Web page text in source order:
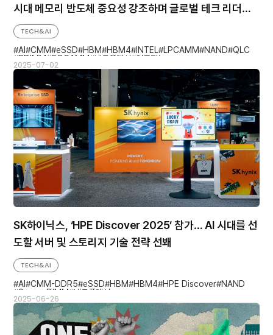
시대 메모리 반도체 중요성 강조하며 글로벌 테크 리더십
선보여
2025-07-02
TECH&AI
AI
CMM eSSD HBM HBM4 INTEL LPCAMM NAND QLC
RDIMM
SOCAMM 낸드플래시 인공지능
SK하이닉스, ‘HPE Discover 2025’ 참가… AI 시대를 선
도할 서버 및 스토리지 기술 전략 선봬
2025-06-26
TECH&AI
AI
CMM-DDR5 eSSD HBM HBM4 HPE Discover NAND
Server DIMM
낸드플래시